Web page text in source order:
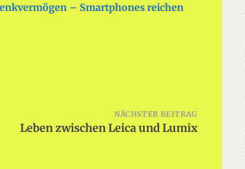
– Smartphones reichen
NÄCHSTER BEITRAG
Leben zwischen Leica und Lumix